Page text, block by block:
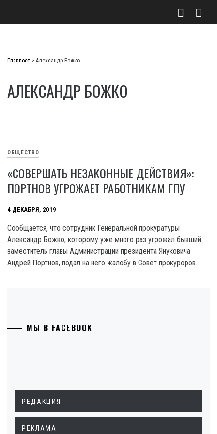
Главпост > Александр Божко
АЛЕКСАНДР БОЖКО
ОБЩЕСТВО
«СОВЕРШАТЬ НЕЗАКОННЫЕ ДЕЙСТВИЯ»:
ПОРТНОВ УГРОЖАЕТ РАБОТНИКАМ ГПУ
4 ДЕКАБРЯ, 2019
Сообщается, что сотрудник Генеральной прокуратуры
Александр Божко, которому уже много раз угрожал бывший
заместитель главы Администрации президента Януковича
Андрей Портнов, подал на него жалобу в Совет прокуроров.
МЫ В FACEBOOK
РЕДАКЦИЯ
РЕКЛАМА